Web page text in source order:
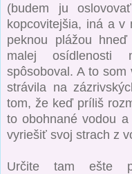
(budem ju
kopcovitejšia, iná a v
peknou plážou
malej osídlenosti
spôsoboval. A to
strávila na
tom, že keď príliš
to obohnané vodou
vyriešiť svoj strach z
Určite tam ešte